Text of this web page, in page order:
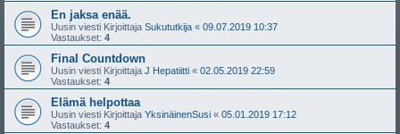
En jaksa enää.
Uusin viesti Kirjoittaja Sukututkija « 09.07.2019 10:37
Vastaukset: 4
Final Countdown
Uusin viesti Kirjoittaja J Hepatiitti « 02.05.2019 22:59
Vastaukset: 4
Elämä helpottaa
Uusin viesti Kirjoittaja YksinäinenSusi « 05.01.2019 17:12
Vastaukset: 4